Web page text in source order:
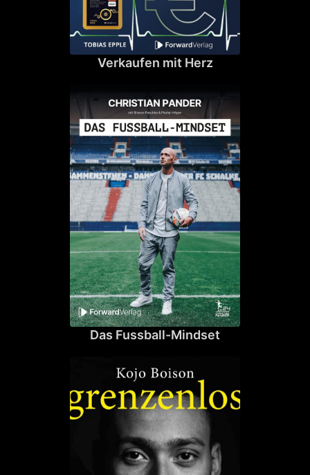
Verkaufen mit Herz
Das Fussball-Mindset